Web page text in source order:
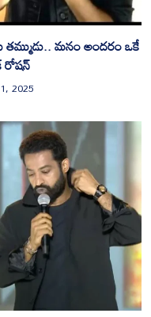
మనం అందరం ఒకే
రోషన్
2025